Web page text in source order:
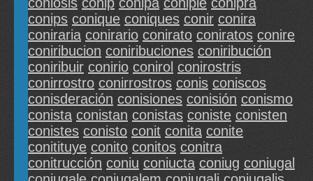
conips conique coniques conir conira
coniraria conirario conirato coniratos conire
coniribucion coniribuciones coniribución
coniribuir conirio conirol conirostris
conirrostro conirrostros conis coniscos
conisderación conisiones conisión conismo
conista conistan conistas coniste conisten
conistes conisto conit conita conite
conitituye conito conitos conitra
conitrucción coniu coniucta coniug coniugal